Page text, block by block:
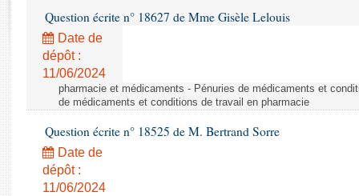
Rapports législatifs
Rapports sur l'application des lois
Baromètre de l’application des lois
Dossiers législatifs
Budget et sécurité sociale
Questions écrites et orales
Comptes rendus des débats
Question écrite n° 18627 de Mme Gisèle Lelouis
Date de
dépôt :
11/06/2024
pharmacie et médicaments - Pénuries de médicaments et
de médicaments et conditions de travail en pharmacie
Question écrite n° 18525 de M. Bertrand Sorre
Date de
dépôt :
11/06/2024